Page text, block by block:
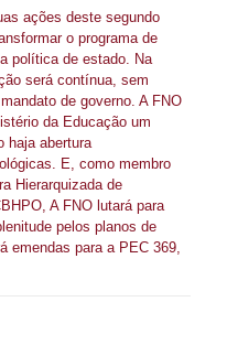
ações deste segundo
o programa de
política de estado. Na
será contínua, sem
de governo. A FNO
da Educação um
haja abertura
E, como membro
Hierarquizada de
A FNO lutará para
pelos planos de
emendas para a PEC 369,